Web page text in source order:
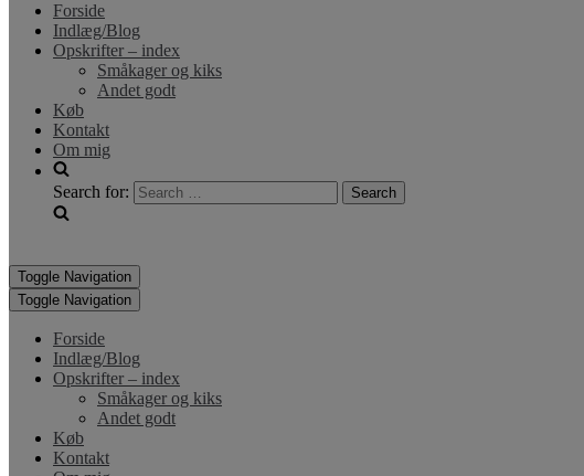
Forside
Indlæg/Blog
Opskrifter – index
Småkager og kiks
Andet godt
Køb
Kontakt
Om mig
Search for:
Toggle Navigation
Toggle Navigation
Forside
Indlæg/Blog
Opskrifter – index
Småkager og kiks
Andet godt
Køb
Kontakt